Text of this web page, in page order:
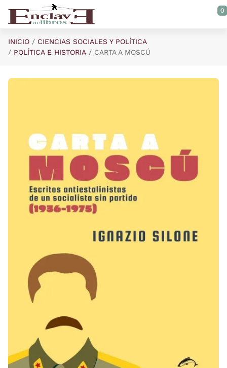
Saltar al contenido principal
0
INICIO
CIENCIAS SOCIALES Y POLÍTICA
POLÍTICA E HISTORIA
CARTA A MOSCÚ